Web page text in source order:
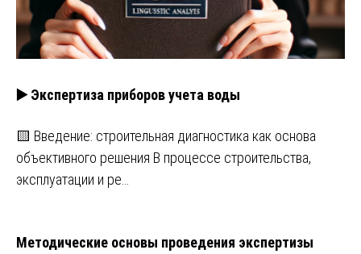
▶️ Экспертиза приборов учета воды
🟨 Введение: строительная диагностика как основа
объективного решения В процессе строительства,
эксплуатации и ре…
Методические основы проведения экспертизы